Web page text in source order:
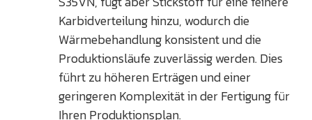
Karbidverteilung hinzu, wodurch die
Wärmebehandlung konsistent und die
Produktionsläufe zuverlässig werden. Dies
führt zu höheren Erträgen und einer
geringeren Komplexität in der Fertigung für
Ihren Produktionsplan.